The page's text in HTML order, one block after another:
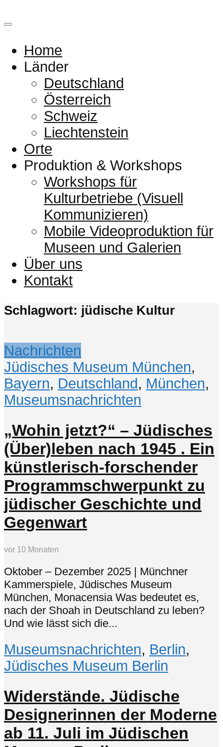
Home
Länder
Deutschland
Österreich
Schweiz
Liechtenstein
Orte
Produktion & Workshops
Workshops für
Kulturbetriebe (Visuell
Kommunizieren)
Mobile Videoproduktion für
Museen und Galerien
Über uns
Kontakt
Schlagwort: jüdische Kultur
Nachrichten
Jüdisches Museum München,
Bayern, Deutschland, München,
Museumsnachrichten
„Wohin jetzt?“ – Jüdisches
(Über)leben nach 1945 . Ein
künstlerisch-forschender
Programmschwerpunkt zu
jüdischer Geschichte und
Gegenwart
vor 10 Monaten
Oktober – Dezember 2025 | Münchner
Kammerspiele, Jüdisches Museum
München, Monacensia Was bedeutet es,
nach der Shoah in Deutschland zu leben?
Und wie lässt sich die...
Museumsnachrichten, Berlin,
Jüdisches Museum Berlin
Widerstände. Jüdische
Designerinnen der Moderne
ab 11. Juli im Jüdischen